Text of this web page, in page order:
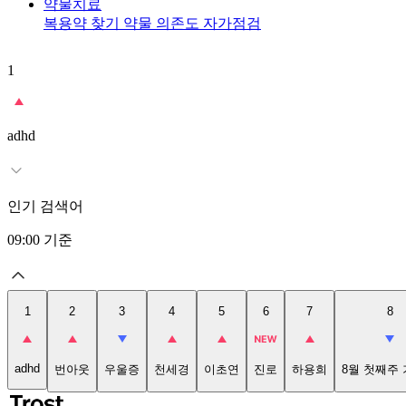
약물치료
복용약 찾기 약물 의존도 자가점검
1
adhd
인기 검색어
09:00 기준
1
adhd
2
번아웃
3
우울증
4
천세경
5
이초연
6
진로
7
하용희
8
8월 첫째주